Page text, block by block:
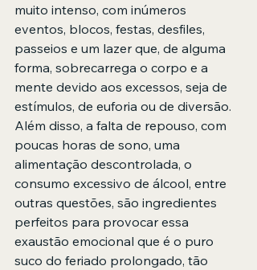
muito intenso, com inúmeros
eventos, blocos, festas, desfiles,
passeios e um lazer que, de alguma
forma, sobrecarrega o corpo e a
mente devido aos excessos, seja de
estímulos, de euforia ou de diversão.
Além disso, a falta de repouso, com
poucas horas de sono, uma
alimentação descontrolada, o
consumo excessivo de álcool, entre
outras questões, são ingredientes
perfeitos para provocar essa
exaustão emocional que é o puro
suco do feriado prolongado, tão